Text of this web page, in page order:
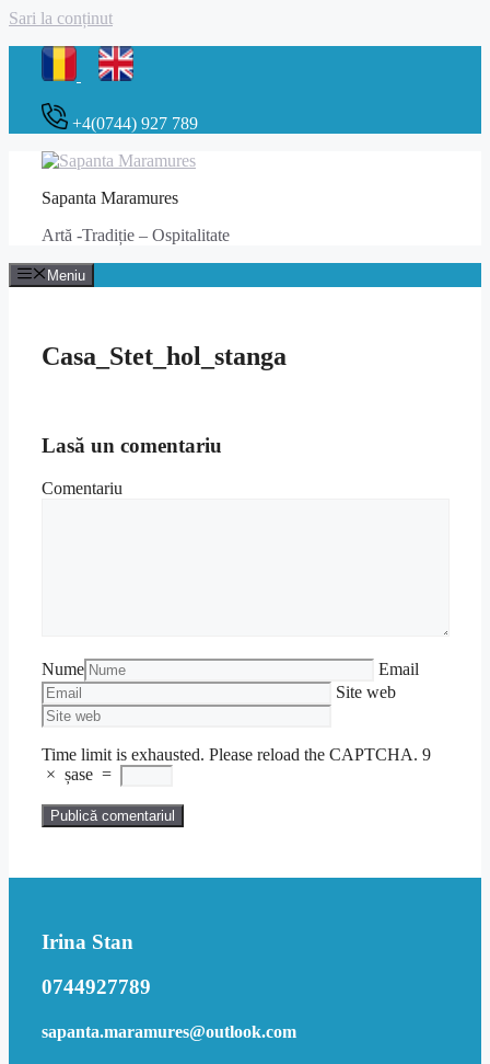
Sari la conținut
+4(0744) 927 789
Sapanta Maramures
Artă -Tradiție – Ospitalitate
Meniu
Casa_Stet_hol_stanga
Lasă un comentariu
Comentariu
Nume
Email
Site web
Time limit is exhausted. Please reload the CAPTCHA. 9
× șase =
Irina Stan
0744927789
sapanta.maramures@outlook.com